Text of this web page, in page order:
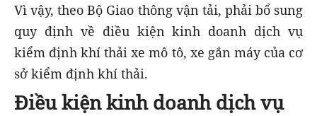
Vì vậy, theo Bộ Giao thông vận tải, phải bổ sung
quy định về điều kiện kinh doanh dịch vụ
kiểm định khí thải xe mô tô, xe gắn máy của cơ
sở kiểm định khí thải.
Điều kiện kinh doanh dịch vụ